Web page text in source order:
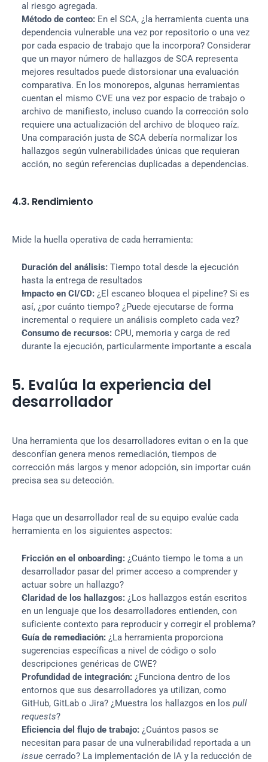
al riesgo agregada.
Método de conteo: En el SCA, ¿la herramienta cuenta una
dependencia vulnerable una vez por repositorio o una vez
por cada espacio de trabajo que la incorpora? Considerar
que un mayor número de hallazgos de SCA representa
mejores resultados puede distorsionar una evaluación
comparativa. En los monorepos, algunas herramientas
cuentan el mismo CVE una vez por espacio de trabajo o
archivo de manifiesto, incluso cuando la corrección solo
requiere una actualización del archivo de bloqueo raíz.
Una comparación justa de SCA debería normalizar los
hallazgos según vulnerabilidades únicas que requieran
acción, no según referencias duplicadas a dependencias.
4.3. Rendimiento
Mide la huella operativa de cada herramienta:
Duración del análisis: Tiempo total desde la ejecución
hasta la entrega de resultados
Impacto en CI/CD: ¿El escaneo bloquea el pipeline? Si es
así, ¿por cuánto tiempo? ¿Puede ejecutarse de forma
incremental o requiere un análisis completo cada vez?
Consumo de recursos: CPU, memoria y carga de red
durante la ejecución, particularmente importante a escala
5. Evalúa la experiencia del
desarrollador
Una herramienta que los desarrolladores evitan o en la que
desconfían genera menos remediación, tiempos de
corrección más largos y menor adopción, sin importar cuán
precisa sea su detección.
Haga que un desarrollador real de su equipo evalúe cada
herramienta en los siguientes aspectos:
Fricción en el onboarding: ¿Cuánto tiempo le toma a un
desarrollador pasar del primer acceso a comprender y
actuar sobre un hallazgo?
Claridad de los hallazgos: ¿Los hallazgos están escritos
en un lenguaje que los desarrolladores entienden, con
suficiente contexto para reproducir y corregir el problema?
Guía de remediación: ¿La herramienta proporciona
sugerencias específicas a nivel de código o solo
descripciones genéricas de CWE?
Profundidad de integración: ¿Funciona dentro de los
entornos que sus desarrolladores ya utilizan, como
GitHub, GitLab o Jira? ¿Muestra los hallazgos en los pull
requests?
Eficiencia del flujo de trabajo: ¿Cuántos pasos se
issue cerrado? La implementación de IA y la reducción de